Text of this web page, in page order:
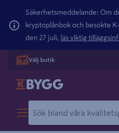
Säkerhetsmeddelande: Om
kryptoplånbok och besökte
den 27 juli, läs viktig
Välj butik